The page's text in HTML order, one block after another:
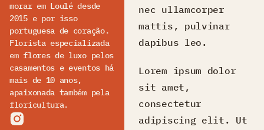
morar em Loulé desde
2015 e por isso
portuguesa de coração.
Florista especializada
em flores de luxo pelos
casamentos e eventos há
mais de 10 anos,
apaixonada também pela
floricultura.
nec ullamcorper
mattis, pulvinar
dapibus leo.
Lorem ipsum dolor
sit amet,
consectetur
adipiscing elit. Ut